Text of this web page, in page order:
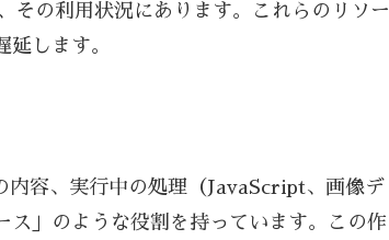
の利用状況にあります。これらのリソー
します。
内容、実行中の処理（JavaScript、画像デ
ス」のような役割を持っています。この作